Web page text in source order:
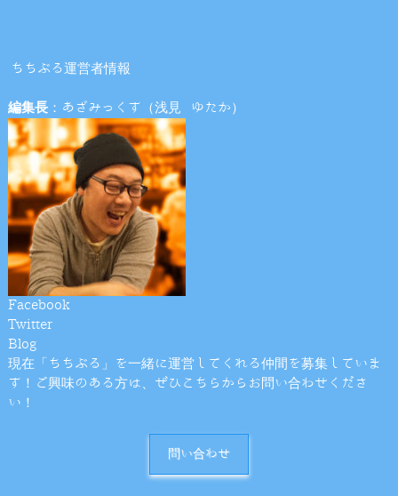
ちちぶる運営者情報
編集長：あざみっくす（浅見 ゆたか）
Facebook
Twitter
Blog
現在「ちちぶる」を一緒に運営してくれる仲間を募集していま
す！ご興味のある方は、ぜひこちらからお問い合わせくださ
い！
問い合わせ